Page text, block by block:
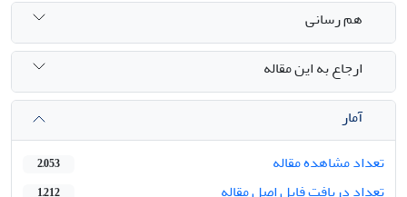
هم رسانی
ارجاع به این مقاله
آمار
تعداد مشاهده مقاله
2,053